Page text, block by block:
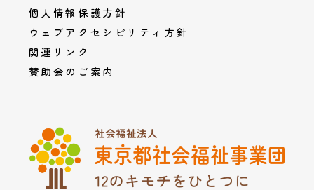
個人情報保護方針
ウェブアクセシビリティ方針
関連リンク
賛助会のご案内